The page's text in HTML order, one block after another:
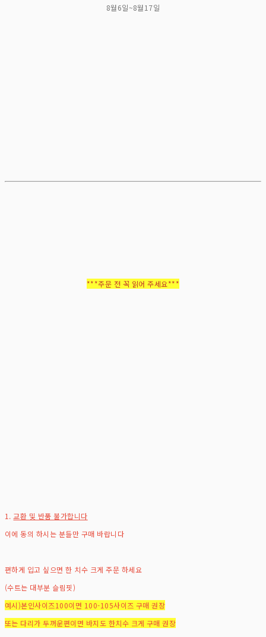
8월6일~8월17일
***주문 전 꼭 읽어 주세요***
1.교환 및 반품 불가합니다
이에 동의 하시는 분들만 구매 바랍니다
편하게 입고 싶으면 한 치수 크게 주문 하세요
(수트는 대부분 슬림핏)
예시)본인사이즈100이면 100-105사이즈 구매 권장
또는 다리가 두꺼운편이면 바지도 한치수 크게 구매 권장